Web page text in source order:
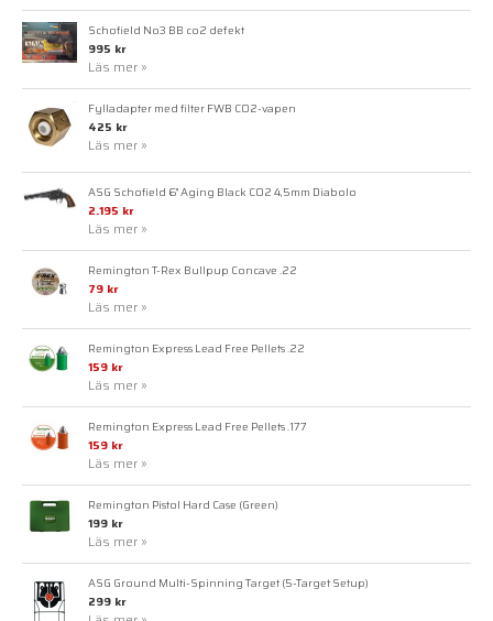
Schofield No3 BB co2 defekt
995 kr
Läs mer »
Fylladapter med filter FWB CO2-vapen
425 kr
Läs mer »
ASG Schofield 6" Aging Black CO2 4,5mm Diabolo
2.195 kr
Läs mer »
Remington T-Rex Bullpup Concave .22
79 kr
Läs mer »
Remington Express Lead Free Pellets .22
159 kr
Läs mer »
Remington Express Lead Free Pellets .177
159 kr
Läs mer »
Remington Pistol Hard Case (Green)
199 kr
Läs mer »
ASG Ground Multi-Spinning Target (5-Target Setup)
299 kr